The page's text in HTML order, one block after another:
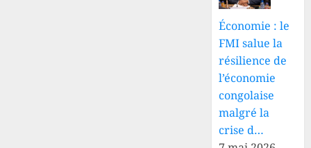
Économie : le
FMI salue la
résilience de
l’économie
congolaise
malgré la
crise d…